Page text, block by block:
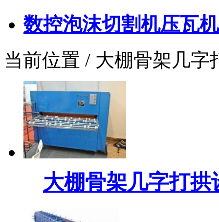
数控泡沫切割机压瓦
当前位置 / 大棚骨架几字
大棚骨架几字打拱